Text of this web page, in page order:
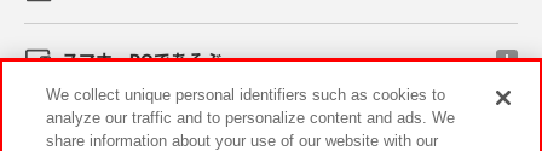
スマホ・PCであそぶ
イベント・キャンペーン
We collect unique personal identifiers such as cookies to
analyze our traffic and to personalize content and ads. We
share information about your use of our website with our